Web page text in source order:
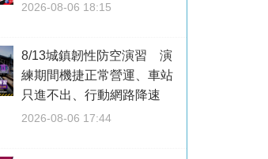
2026-08-06 18:15
8/13城鎮韌性防空演習 演
練期間機捷正常營運、車站
只進不出、行動網路降速
2026-08-06 17:44